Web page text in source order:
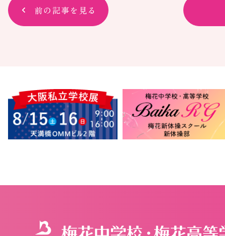
前の記事を見る